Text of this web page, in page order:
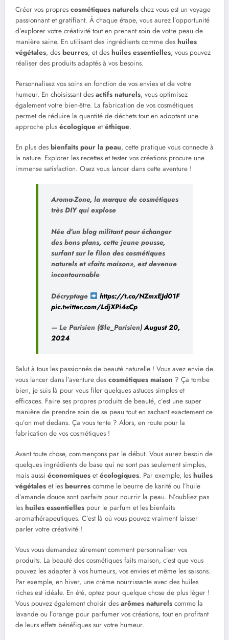
Créer vos propres cosmétiques naturels chez vous est un voyage
passionnant et gratifiant. À chaque étape, vous aurez l’opportunité
d’explorer votre créativité tout en prenant soin de votre peau de
manière saine. En utilisant des ingrédients comme des huiles
végétales, des beurres, et des huiles essentielles, vous pouvez
réaliser des produits adaptés à vos besoins.
Personnalisez vos soins en fonction de vos envies et de votre
humeur. En choisissant des actifs naturels, vous optimisez
également votre bien-être. La fabrication de vos cosmétiques
permet de réduire la quantité de déchets tout en adoptant une
approche plus écologique etéthique.
En plus des bienfaits pour la peau, cette pratique vous connecte à
la nature. Explorer les recettes et tester vos créations procure une
immense satisfaction. Osez vous lancer dans cette aventure !
Aroma-Zone, la marque de cosmétiques
très DIY qui explose
Née d’un blog militant pour échanger
des bons plans, cette jeune pousse,
surfant sur le filon des cosmétiques
naturels et «faits maison», est devenue
incontournable
Décryptage
https://t.co/NZmxEJd01F
pic.twitter.com/LdjXPi4sCp
— Le Parisien (@le_Parisien)August 20,
2024
Salut à tous les passionnés de beauté naturelle ! Vous avez envie de
vous lancer dans l’aventure des cosmétiques maison ? Ça tombe
bien, je suis là pour vous filer quelques astuces simples et
efficaces. Faire ses propres produits de beauté, c’est une super
manière de prendre soin de sa peau tout en sachant exactement ce
qu’on met dedans. Ça vous tente ? Alors, en route pour la
fabrication de vos cosmétiques !
Avant toute chose, commençons par le début. Vous aurez besoin de
quelques ingrédients de base qui ne sont pas seulement simples,
mais aussi économiques etécologiques. Par exemple, les huiles
végétales et les beurres comme le beurre de karité ou l’huile
d’amande douce sont parfaits pour nourrir la peau. N’oubliez pas
les huiles essentielles pour le parfum et les bienfaits
aromathérapeutiques. C’est là où vous pouvez vraiment laisser
parler votre créativité !
Vous vous demandez sûrement comment personnaliser vos
produits. La beauté des cosmétiques faits maison, c’est que vous
pouvez les adapter à vos humeurs, vos envies et même les saisons.
Par exemple, en hiver, une crème nourrissante avec des huiles
riches est idéale. En été, optez pour quelque chose de plus léger !
Vous pouvez également choisir des arômes naturels comme la
lavande ou l’orange pour parfumer vos créations, tout en profitant
de leurs effets bénéfiques sur votre humeur.